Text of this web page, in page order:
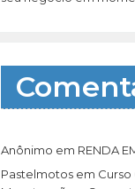
Anônimo em RENDA
Pastelmotosem